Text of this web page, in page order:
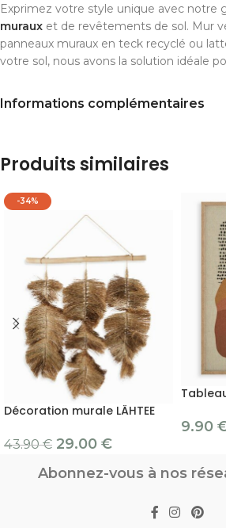
Exprimez votre style unique avec notre
muraux et de revêtements de sol. Mur
panneaux muraux en teck recyclé ou
votre sol, nous avons la solution idéale
Informations complémentaires
Produits similaires
-34%
Décoration murale LÄHTEE
43.90€ 29.00 €
9.90
Abonnez-vous à nos